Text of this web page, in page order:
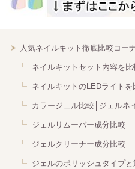
人気ネイルキット徹底比較コー
ネイルキットセット内容を比
ネイルキットのLEDライト
カラージェル比較│ジェルネ
ジェルリムーバー成分比較
ジェルクリーナー成分比較
ジェルのポリッシュタイプ